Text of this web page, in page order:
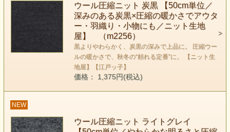
ウール圧縮ニット 炭黒 【50cm単位／
深みのある炭黒×圧縮の暖かさでアウタ
ー・羽織り・小物にも／ニット生地
屋】 （m2256）
黒よりやわらかく、炭黒の深みで上品に。 圧縮ウー
ルの暖かさで、秋冬の“頼れる定番”に。 【ニット生
地屋】【江戸ッ子】
価格： 1,375円(税込)
NEW
ウール圧縮ニット ライトグレイ